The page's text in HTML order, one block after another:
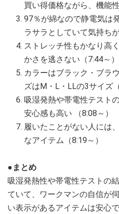
買い得価格ながら、機能
97％が綿なので静電気は
ラサラとしていて気持ち
ストレッチ性もかなり高
かさを逃さない（7:44～）
カラーはブラック・ブラ
ズはM・L・LLの3サイズ
吸湿発熱や帯電性テスト
安心感も高い （8:08～）
履いたことがない人には
なアイテム（8:19～）
●まとめ
吸湿発熱性や帯電性テストの
ていて、ワークマンの自信が
い表示があるアイテムは安心